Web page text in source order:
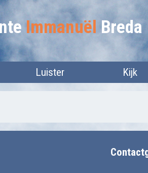
Immanuël Breda
Luister Kijk